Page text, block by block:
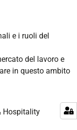
e i ruoli del
del lavoro e
in questo ambito
Hospitality